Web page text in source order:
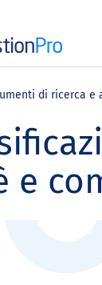
di ricerca e
e